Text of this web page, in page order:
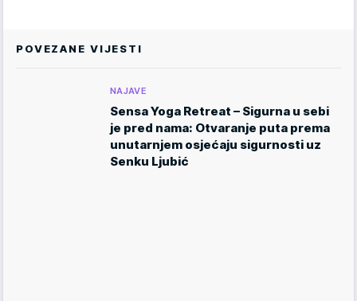
POVEZANE VIJESTI
NAJAVE
Sensa Yoga Retreat – Sigurna u sebi
je pred nama: Otvaranje puta prema
unutarnjem osjećaju sigurnosti uz
Senku Ljubić